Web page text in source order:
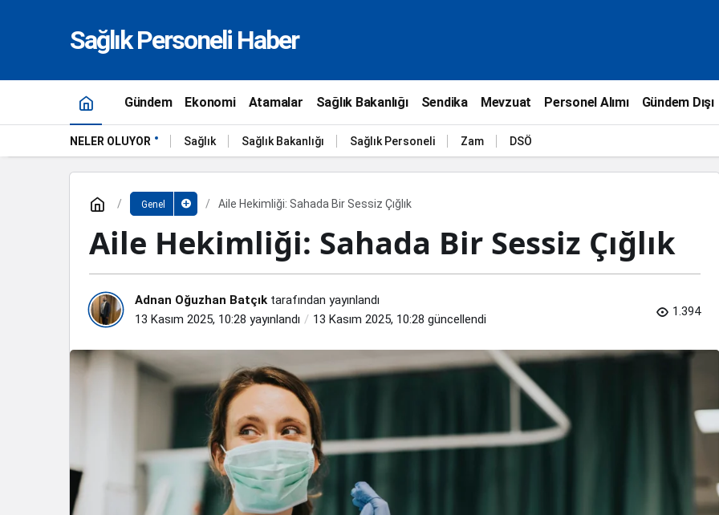
Sağlık Personeli Haber
Gündem Ekonomi Atamalar Sağlık Bakanlığı Sendika Mevzuat Personel Alımı Gündem Dışı
NELER OLUYOR Sağlık Sağlık Bakanlığı Sağlık Personeli Zam DSÖ
Genel Aile Hekimliği: Sahada Bir Sessiz Çığlık
Aile Hekimliği: Sahada Bir Sessiz Çığlık
Adnan Oğuzhan Batçık tarafından yayınlandı
13 Kasım 2025, 10:28 yayınlandı 13 Kasım 2025, 10:28 güncellendi
1.394